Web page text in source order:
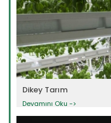
Dikey Tarım
Devamını Oku ->